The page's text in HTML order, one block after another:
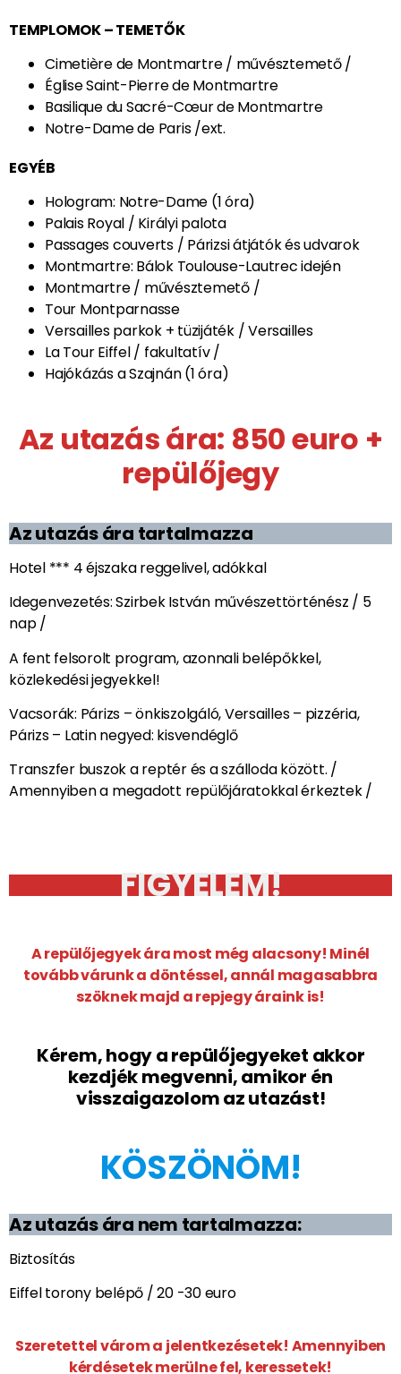
érdeklődés:
szirbeki@gmail.com
MÚZEUMOK – MŰEMLÉKEK
Arc de Triomphe / Diadalív
Musée du Louvre
Versailles / Grands Appartements / Nagy
Fragonard / Musée du Parfum / Parfüm múzeum
Invalidusok épületegyüttese és múzeuma
TEMPLOMOK – TEMETŐK
Cimetière de Montmartre / művésztemető /
Église Saint-Pierre de Montmartre
Basilique du Sacré-Cœur de Montmartre
Notre-Dame de Paris /ext.
Hologram: Notre-Dame (1 óra)
Palais Royal / Királyi palota
Passages couverts / Párizsi átjátók és udvarok
Montmartre / művésztemető /
Tour Montparnasse
Versailles parkok + tüzijáték / Versailles
Hajókázás a Szajnán (1 óra)
Az utazás ára: 850 euro +
repülőjegy
Az utazás ára tartalmazza
Hotel *** 4 éjszaka reggelivel, adókkal
A fent felsorolt program, azonnali belépőkkel,
Vacsorák: Párizs – önkiszolgáló, Versailles – pizzéria,
Párizs – Latin negyed: kisvendéglő
Transzfer buszok a reptér és a szálloda között. /
FIGYELEM!
tovább várunk a döntéssel, annál magasabbra
szöknek majd a repjegy áraink is!
Kérem, hogy a repülőjegyeket akkor
kezdjék megvenni, amikor én